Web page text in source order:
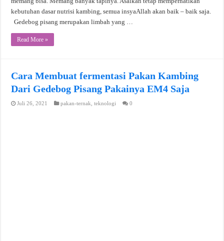
kebutuhan dasar nutrisi kambing, semua insyaAllah akan baik – baik saja.
Gedebog pisang merupakan limbah yang …
Read More »
Cara Membuat fermentasi Pakan Kambing
Dari Gedebog Pisang Pakainya EM4 Saja
Juli 26, 2021 pakan-ternak ,teknologi 0